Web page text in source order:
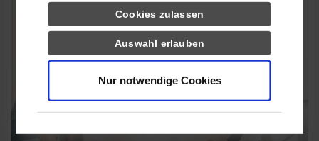
Cookies zulassen
Auswahl erlauben
Nur notwendige Cookies